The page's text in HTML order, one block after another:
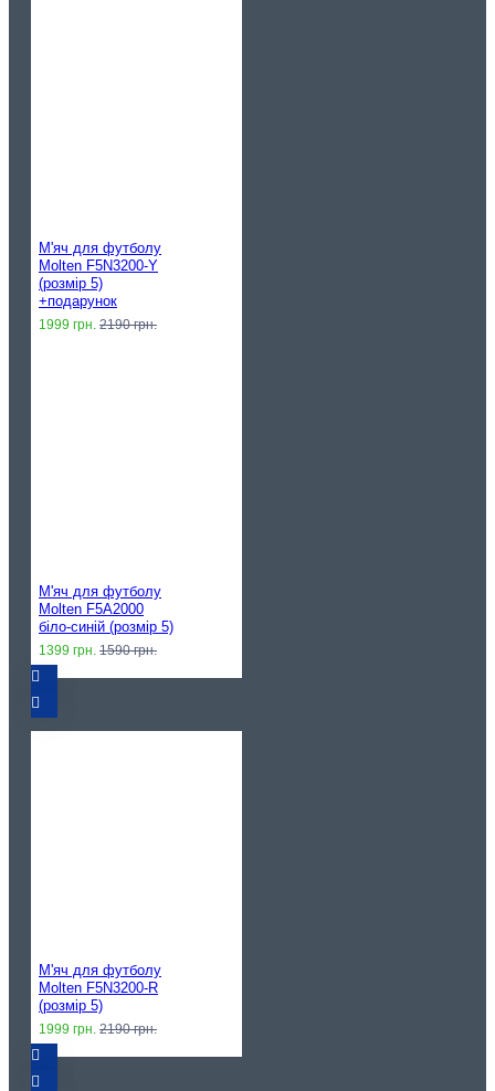
М'яч для футболу
Molten F5N3200-Y
(розмір 5)
+подарунок
1999 грн. 2190 грн.
М'яч для футболу
Molten F5A2000
біло-синій (розмір 5)
1399 грн. 1590 грн.
М'яч для футболу
Molten F5N3200-R
(розмір 5)
1999 грн. 2190 грн.